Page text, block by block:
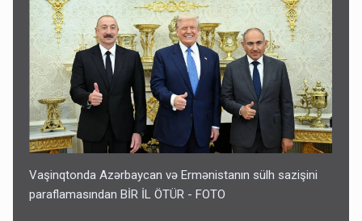
Vaşinqtonda Azərbaycan və Ermənistanın sülh sazişini
paraflamasından BİR İL ÖTÜR - FOTO